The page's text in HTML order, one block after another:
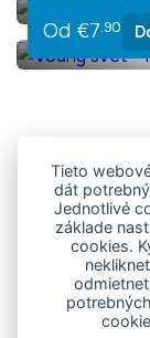
Od €7.90
Navigácia
Vstupenky
Tieto
dát
Jednotlivé
základe
cookies.